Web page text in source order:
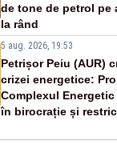
de tone de petrol pe
la rând
5 aug. 2026, 19:53
Petrișor Peiu (AUR)
crizei energetice:
Complexul
în birocrație și